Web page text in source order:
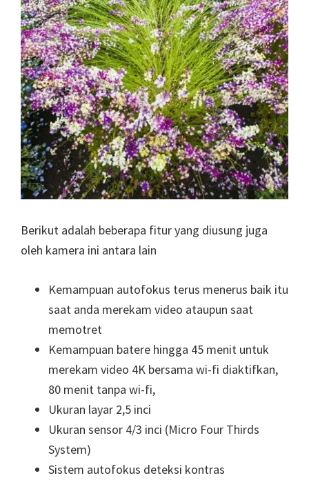
Berikut adalah beberapa fitur yang diusung juga
oleh kamera ini antara lain
Kemampuan autofokus terus menerus baik itu
saat anda merekam video ataupun saat
memotret
Kemampuan batere hingga 45 menit untuk
merekam video 4K bersama wi-fi diaktifkan,
80 menit tanpa wi-fi,
Ukuran layar 2,5 inci
Ukuran sensor 4/3 inci (Micro Four Thirds
System)
Sistem autofokus deteksi kontras